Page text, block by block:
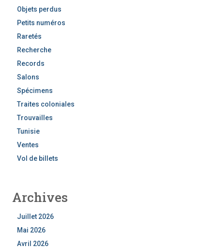
Objets perdus
Petits numéros
Raretés
Recherche
Records
Salons
Spécimens
Traites coloniales
Trouvailles
Tunisie
Ventes
Vol de billets
Archives
Juillet 2026
Mai 2026
Avril 2026